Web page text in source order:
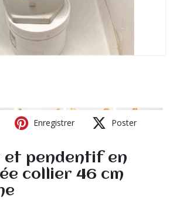
Enregistrer Poster
et pendentif en
collier 46 cm